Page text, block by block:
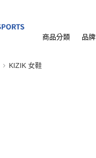
商品分類 品
KIZIK 女鞋